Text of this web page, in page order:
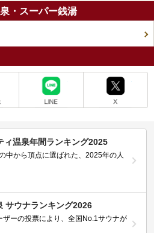
・スーパー銭湯
ィ温泉年間ランキング2025
中から頂点に選ばれた、2025年の人
サウナランキング2026
ザーの投票により、全国No.1サウナが